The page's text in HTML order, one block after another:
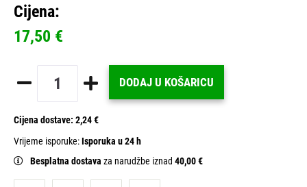
Cijena:
17,50 €
DODAJ U KOŠARICU
Cijena dostave: 2,24 €
Vrijeme isporuke:Isporuka u 24 h
Besplatna dostava za narudžbe iznad 40,00 €